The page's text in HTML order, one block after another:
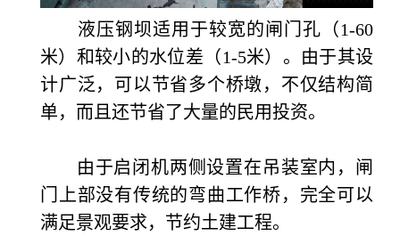
液压钢坝适用于较宽的闸门孔（1-60
米）和较小的水位差（1-5米）。由于其设
计广泛，可以节省多个桥墩，不仅结构简
单，而且还节省了大量的民用投资。
由于启闭机两侧设置在吊装室内，闸
门上部没有传统的弯曲工作桥，完全可以
满足景观要求，节约土建工程。